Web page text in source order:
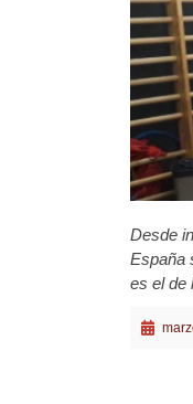
Desde
España
es el de